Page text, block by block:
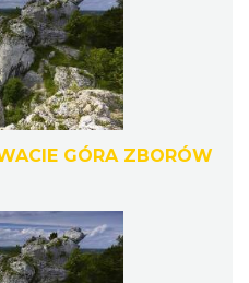
GÓRA ZBORÓW